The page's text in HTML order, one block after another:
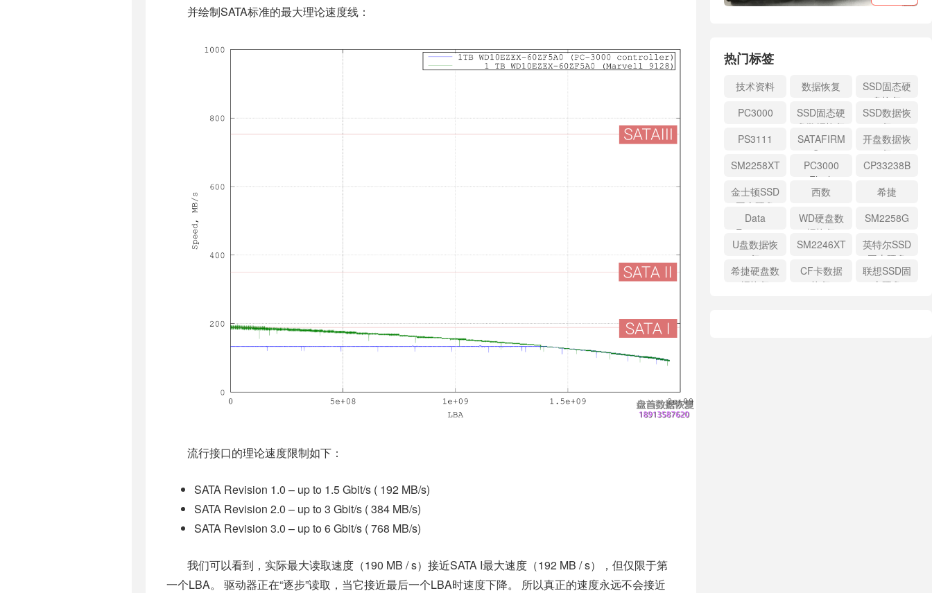
并绘制SATA标准的最大理论速度线：
流行接口的理论速度限制如下：
SATA Revision 1.0 – up to 1.5 Gbit/s ( 192 MB/s)
SATA Revision 2.0 – up to 3 Gbit/s ( 384 MB/s)
SATA Revision 3.0 – up to 6 Gbit/s ( 768 MB/s)
我们可以看到，实际最大读取速度（190 MB / s）接近SATA I最大速度（192 MB / s），但仅限于第
一个LBA。 驱动器正在“逐步”读取，当它接近最后一个LBA时速度下降。 所以真正的速度永远不会接近
热门标签
技术资料 数据恢复
SSD固态硬
盘恢复
PC3000
SSD固态硬
盘数据恢复
SSD数据恢
复
PS3111
SATAFIRM
S11
开盘数据恢
复
SM2258XT
PC3000
Flash
CP33238B
金士顿SSD
固态硬盘
西数
希捷
Data
Extractor
WD硬盘数
据恢复
SM2258G
U盘数据恢
复
SM2246XT
英特尔SSD
固态硬盘
希捷硬盘数
据恢复
CF卡数据
恢复
联想SSD固
态硬盘